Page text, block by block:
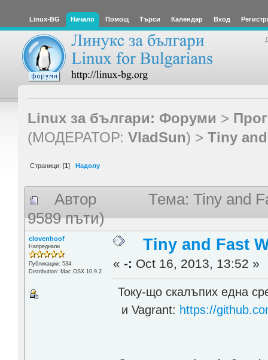
Linux-BG Начало Помощ Търси Календар Вход
Linux за българи: Форуми >
(МОДЕРАТОР: VladSun) > Tiny
Страници: [1] Надолу
Автор
Тема: Tiny and
9589 пъти)
clovenhoof
Напреднали
Публикации: 534
Distribution: Mac OSX 10.9.2
Tiny and Fast
«-: Oct 16, 2013, 13:52 »
Току-що скалъпих една
и Vagrant: https://